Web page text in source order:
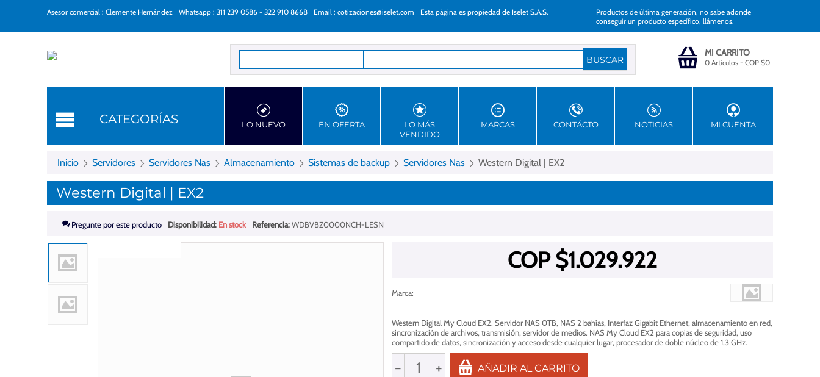
Asesor comercial : Clemente Hernández Whatsapp : 311 239 0586 - 322 910 8668 Email : cotizaciones@iselet.com Esta página es propiedad de Iselet S.A.S.
Productos de última generación, no sabe adonde
conseguir un producto específico, llámenos.
MI CARRITO
0 Artículos - COP $0
CATEGORÍAS LO NUEVO EN OFERTA
LO MÁS
VENDIDO
MARCAS CONTÁCTO NOTICIAS MI CUENTA
Inicio Servidores Servidores Nas Almacenamiento Sistemas de backup Servidores Nas Western Digital | EX2
Western Digital | EX2
Pregunte por este producto Disponibilidad: En stock Referencia:WDBVBZ0000NCH-LESN
COP $1.029.922
Marca:
Western Digital My Cloud EX2. Servidor NAS 0TB, NAS 2 bahías, Interfaz Gigabit Ethernet, almacenamiento en red,
sincronización de archivos, transmisión, servidor de medios. NAS My Cloud EX2 para copias de seguridad, uso
compartido de datos, sincronización y acceso desde cualquier lugar, procesador de doble núcleo de 1,3 GHz.
− + AÑADIR AL CARRITO